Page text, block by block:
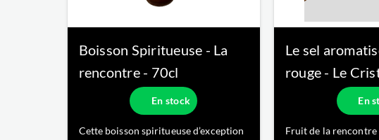
Boisson Spiritueuse - La
rencontre - 70cl
En stock
Cette boisson spiritueuse d’exception
Le sel
rouge - Le
En
Fruit de la rencontre